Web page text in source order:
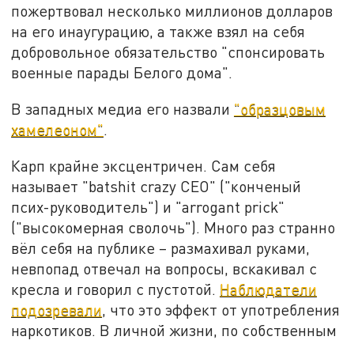
пожертвовал несколько миллионов долларов
на его инаугурацию, а также взял на себя
добровольное обязательство "спонсировать
военные парады Белого дома".
В западных медиа его назвали "образцовым
хамелеоном".
Карп крайне эксцентричен. Сам себя
называет "batshit crazy CEO" ("конченый
псих-руководитель") и "arrogant prick"
("высокомерная сволочь"). Много раз странно
вёл себя на публике – размахивал руками,
невпопад отвечал на вопросы, вскакивал с
кресла и говорил с пустотой. Наблюдатели
подозревали , что это эффект от употребления
наркотиков. В личной жизни, по собственным